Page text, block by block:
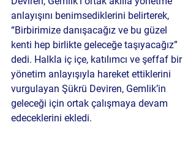
anlayışını benimsediklerini belirterek,
“Birbirimize danışacağız ve bu güzel
kenti hep birlikte geleceğe taşıyacağız”
dedi. Halkla iç içe, katılımcı ve şeffaf bir
yönetim anlayışıyla hareket ettiklerini
vurgulayan Şükrü Deviren, Gemlik’in
geleceği için ortak çalışmaya devam
edeceklerini ekledi.